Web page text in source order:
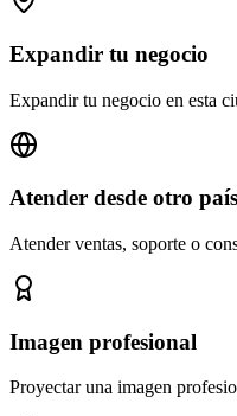
Expandir tu negocio
Expandir tu negocio en esta
Atender desde otro país
Atender ventas, soporte o
Imagen profesional
Proyectar una imagen